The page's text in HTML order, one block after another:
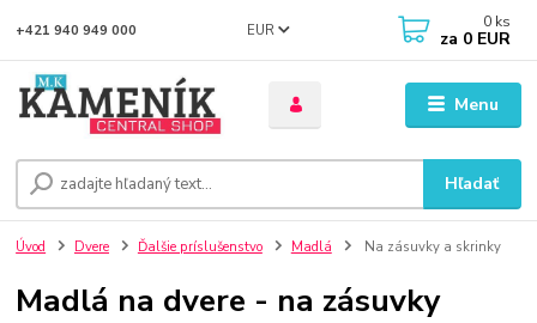
Menu
EUR
Hľadať
+421 940 949 000 0 ks
za 0 EUR
Úvod Dvere Ďalšie príslušenstvo Madlá Na zásuvky a skrinky
Madlá na dvere - na zásuvky